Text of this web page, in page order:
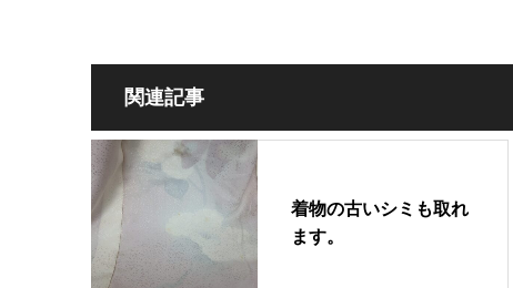
関連記事
着物の古いシミも取れ
ます。